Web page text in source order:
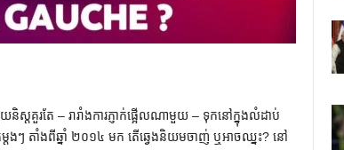
និស្តគួរតែ – រារាំងការភ្ញាក់ផ្អើលណាមួយ – ទុកនៅក្នុងលំដាប់
តងៗ តាំងពីឆ្នាំ ២០១៤ មក តើឆ្វេងនិយមចាញ់ ឬអាចឈ្នះ? នៅ​